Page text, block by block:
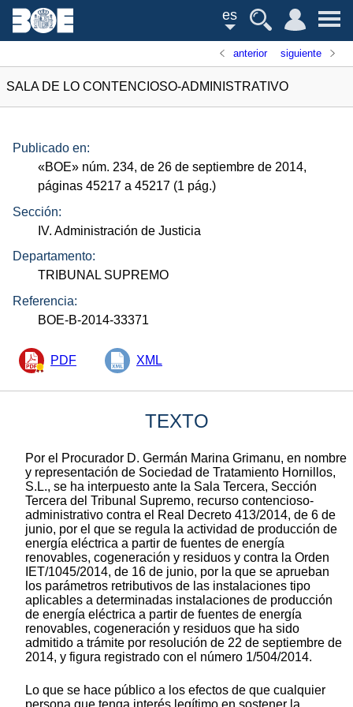
es
anterior siguiente
SALA DE LO CONTENCIOSO-ADMINISTRATIVO
Publicado en:
«BOE» núm. 234, de 26 de septiembre de 2014,
páginas 45217 a 45217 (1 pág.)
Sección:
IV. Administración de Justicia
Departamento:
TRIBUNAL SUPREMO
Referencia:
BOE-B-2014-33371
PDF XML
TEXTO
Por el Procurador D. Germán Marina Grimanu, en nombre
y representación de Sociedad de Tratamiento Hornillos,
S.L., se ha interpuesto ante la Sala Tercera, Sección
Tercera del Tribunal Supremo, recurso contencioso-
administrativo contra el Real Decreto 413/2014, de 6 de
junio, por el que se regula la actividad de producción de
energía eléctrica a partir de fuentes de energía
renovables, cogeneración y residuos y contra la Orden
IET/1045/2014, de 16 de junio, por la que se aprueban
los parámetros retributivos de las instalaciones tipo
aplicables a determinadas instalaciones de producción
de energía eléctrica a partir de fuentes de energía
renovables, cogeneración y residuos que ha sido
admitido a trámite por resolución de 22 de septiembre de
2014, y figura registrado con el número 1/504/2014.
Lo que se hace público a los efectos de que cualquier
persona que tenga interés legítimo en sostener la